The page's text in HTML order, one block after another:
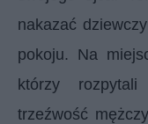
nakazać
pokoju. Na
którzy
trzeźwość